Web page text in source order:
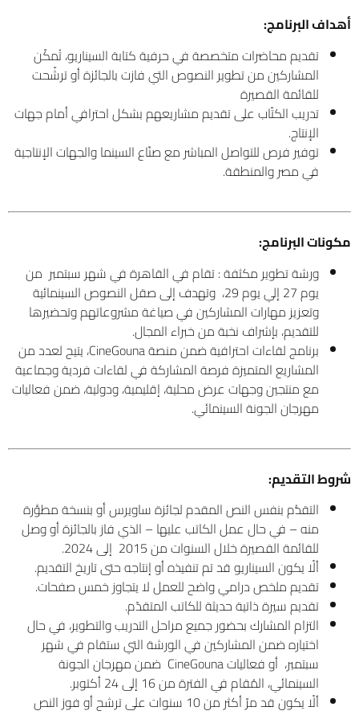
أهداف البرنامج:
تقديم محاضرات متخصصة في حرفية كتابة السيناريو، تُمكّن
المشاركين من تطوير النصوص التي فازت بالجائزة أو ترشّحت
للقائمة القصيرة
تدريب الكتّاب على تقديم مشاريعهم بشكل احترافي أمام جهات
الإنتاج.
توفير فرص للتواصل المباشر مع صنّاع السينما والجهات الإنتاجية
في مصر والمنطقة.
مكونات البرنامج:
ورشة تطوير مكثفة : تقام في القاهرة في شهر سبتمبر من
يوم 27 إلي يوم 29، وتهدف إلى صقل النصوص السينمائية
وتعزيز مهارات المشاركين في صياغة مشروعاتهم وتحضيرها
للتقديم، بإشراف نخبة من خبراء المجال.
برنامج لقاءات احترافية ضمن منصة CineGouna، يتيح لعدد من
المشاريع المتميزة فرصة المشاركة في لقاءات فردية وجماعية
مع منتجين وجهات عرض محلية، إقليمية، ودولية، ضمن فعاليات
مهرجان الجونة السينمائي.
شروط التقديم:
التقدُّم بنفس النص المقدم لجائزة ساويرس أو بنسخة مطوَّرة
منه – في حال عمل الكاتب عليها – الذي فاز بالجائزة أو وصل
للقائمة القصيرة خلال السنوات من 2015 إلى 2024.
ألّا يكون السيناريو قد تم تنفيذه أو إنتاجه حتى تاريخ التقديم.
تقديم ملخص درامي واضح للعمل لا يتجاوز خمس صفحات.
تقديم سيرة ذاتية حديثة للكاتب المتقدّم.
التزام المشارك بحضور جميع مراحل التدريب والتطوير، في حال
اختياره ضمن المشاركين في الورشة التي ستقام في شهر
سبتمبر، أو فعاليات CineGouna ضمن مهرجان الجونة
السينمائي، المُقام في الفترة من 16 إلى 24 أكتوبر.
ألّا يكون قد مرّ أكثر من 10 سنوات على ترشح أو فوز النص